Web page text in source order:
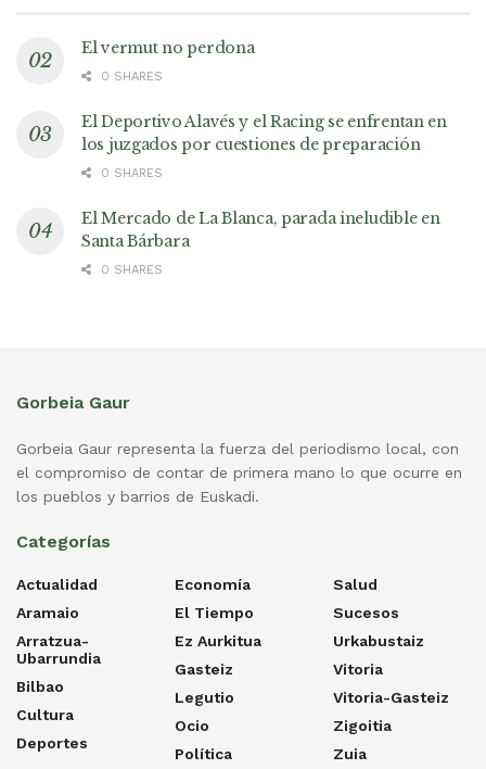
El vermut no perdona
0 SHARES
El Deportivo Alavés y el Racing se enfrentan en
los juzgados por cuestiones de preparación
0 SHARES
El Mercado de La Blanca, parada ineludible en
Santa Bárbara
0 SHARES
Gorbeia Gaur
Gorbeia Gaur representa la fuerza del periodismo local, con
el compromiso de contar de primera mano lo que ocurre en
los pueblos y barrios de Euskadi.
Categorías
Actualidad
Aramaio
Arratzua-
Ubarrundia
Bilbao
Cultura
Deportes
Economía
El Tiempo
Ez Aurkitua
Gasteiz
Legutio
Ocio
Política
Salud
Sucesos
Urkabustaiz
Vitoria
Vitoria-Gasteiz
Zigoitia
Zuia